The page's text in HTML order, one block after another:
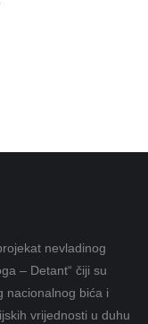
nevladinog
– Detant“ čiji su
nacionalnog bića i
vrijednosti u duhu